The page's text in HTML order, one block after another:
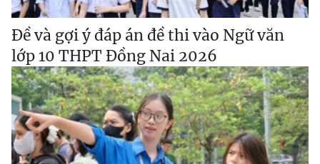
Đề và gợi ý đáp án đề thi vào Ngữ văn
lớp 10 THPT Đồng Nai 2026